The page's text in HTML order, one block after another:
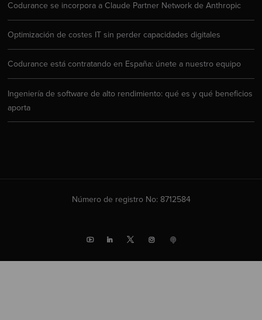
Codurance se incorpora a Claude Partner Network de Anthropic
Optimización de costes IT sin perder capacidades digitales
Codurance está contratando en España: únete a nuestro equipo
Ingeniería de software de alto rendimiento: qué es y qué beneficios
aporta
Número de registro No: 8712584